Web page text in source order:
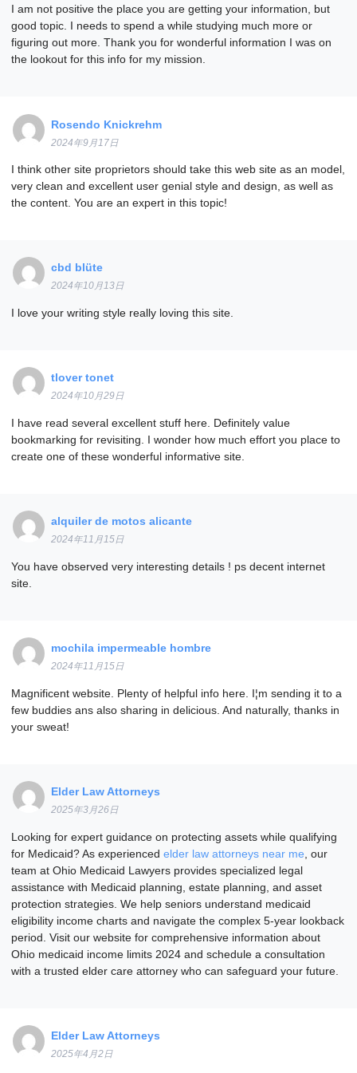
I am not positive the place you are getting your information, but
good topic. I needs to spend a while studying much more or
figuring out more. Thank you for wonderful information I was on
the lookout for this info for my mission.
Rosendo Knickrehm
2024年9月17日
I think other site proprietors should take this web site as an model,
very clean and excellent user genial style and design, as well as
the content. You are an expert in this topic!
cbd blüte
2024年10月13日
I love your writing style really loving this site.
tlover tonet
2024年10月29日
I have read several excellent stuff here. Definitely value
bookmarking for revisiting. I wonder how much effort you place to
create one of these wonderful informative site.
alquiler de motos alicante
2024年11月15日
You have observed very interesting details ! ps decent internet
site.
mochila impermeable hombre
2024年11月15日
Magnificent website. Plenty of helpful info here. I¦m sending it to a
few buddies ans also sharing in delicious. And naturally, thanks in
your sweat!
Elder Law Attorneys
2025年3月26日
Looking for expert guidance on protecting assets while qualifying
for Medicaid? As experiencedelder law attorneys near me , our
team at Ohio Medicaid Lawyers provides specialized legal
assistance with Medicaid planning, estate planning, and asset
protection strategies. We help seniors understand medicaid
eligibility income charts and navigate the complex 5-year lookback
period. Visit our website for comprehensive information about
Ohio medicaid income limits 2024 and schedule a consultation
with a trusted elder care attorney who can safeguard your future.
Elder Law Attorneys
2025年4月2日